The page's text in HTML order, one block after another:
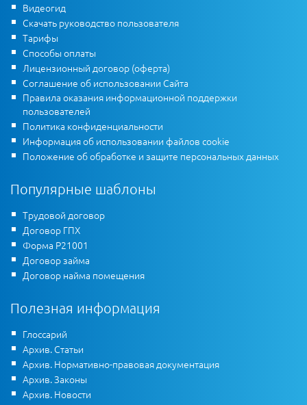
Видеогид
Скачать руководство пользователя
Тарифы
Способы оплаты
Лицензионный договор (оферта)
Соглашение об использовании Сайта
Правила оказания информационной поддержки
пользователей
Политика конфиденциальности
Информация об использовании файлов cookie
Положение об обработке и защите персональных данных
Популярные шаблоны
Трудовой договор
Договор ГПХ
Форма Р21001
Договор займа
Договор найма помещения
Полезная информация
Глоссарий
Архив. Статьи
Архив. Нормативно-правовая документация
Архив. Законы
Архив. Новости